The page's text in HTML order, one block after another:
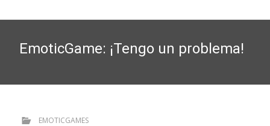
EmoticGame: ¡Tengo un problema!
EMOTICGAMES